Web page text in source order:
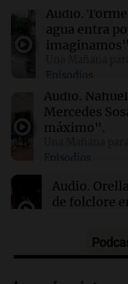
02:03 Tecnología
Airbnb acelera
gracias a la
búsqueda
01:49 Mundo
El Pentágono
un aumento en
01:31 Ciencia
Reducir
antojos ni
Audio.
agua entra
imaginamos"
Episodios
Audio.
Mercedes
máximo".
Episodios
Audio.
de folclore
Audio.Trágico